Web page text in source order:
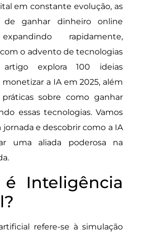
em constante evolução, as
de ganhar dinheiro online
rapidamente,
o advento de tecnologias
explora 100 ideias
monetizar a IA em 2025, além
sobre como ganhar
essas tecnologias. Vamos
e descobrir como a IA
uma aliada poderosa na
Inteligência
refere-se à simulação